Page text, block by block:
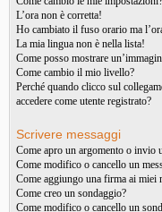
L’ora non è corretta!
Ho cambiato il fuso orario ma
La mia lingua non è nella lista!
Come posso mostrare
Come cambio il mio livello?
Perché quando clicco sul
accedere come utente registrato?
Scrivere messaggi
Come apro un argomento o invio
Come modifico o cancello un
Come aggiungo una firma ai miei
Come creo un sondaggio?
Come modifico o cancello un